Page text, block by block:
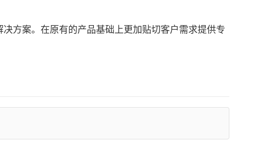
方案。在原有的产品基础上更加贴切客户需求提供专